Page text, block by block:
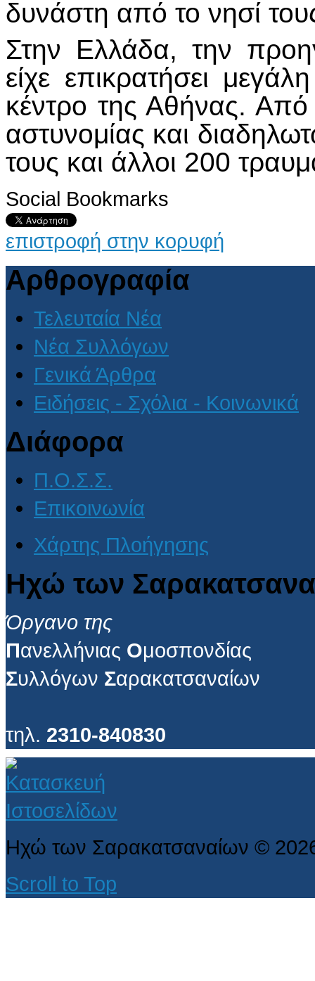
δυνάστη από το νησί
Στην Ελλάδα, την
είχε επικρατήσει
κέντρο της Αθήνας. Από
αστυνομίας και
τους και άλλοι 200
Social Bookmarks
επιστροφή στην κορυφή
Αρθρογραφία
Τελευταία Νέα
Νέα Συλλόγων
Γενικά Άρθρα
Ειδήσεις - Σχόλια - Κοινωνικά
Διάφορα
Π.Ο.Σ.Σ.
Επικοινωνία
Χάρτης Πλοήγησης
Ηχώ των
Όργανο της
Πανελλήνιας Ομοσπονδίας
Συλλόγων Σαρακατσαναίων
τηλ. 2310-840830
Ηχώ των Σαρακατσαναίων ©
Scroll to Top